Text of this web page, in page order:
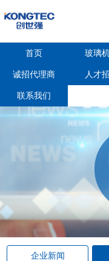
首页 玻璃
诚招代理商 人才
联系我们
企业新闻